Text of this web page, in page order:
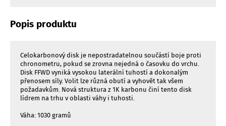
Popis produktu
Celokarbonový disk je nepostradatelnou součástí boje proti
chronometru, pokud se zrovna nejedná o časovku do vrchu.
Disk FFWD vyniká vysokou laterální tuhostí a dokonalým
přenosem síly. Volit lze různá obutí a vyhovět tak všem
požadavkům. Nová struktura z 1K karbonu činí tento disk
lídrem na trhu v oblasti váhy i tuhosti.
Váha: 1030 gramů